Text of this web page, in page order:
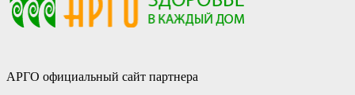
АРГО официальный сайт партнера